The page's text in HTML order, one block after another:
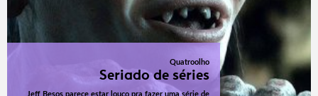
Quatroolho
Seriado de séries
Jeff Besos parece estar louco pra fazer uma série de